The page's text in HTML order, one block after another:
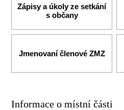
Zápisy a úkoly ze setkání
s občany
Jmenovaní členové ZMZ
Informace o místní části